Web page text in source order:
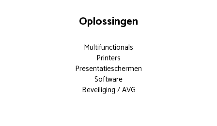
Oplossingen
Multifunctionals
Printers
Presentatieschermen
Software
Beveiliging / AVG